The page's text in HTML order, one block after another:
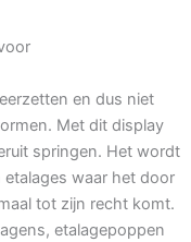
en dus niet
Met dit display
springen. Het wordt
waar het door
tot zijn recht komt.
etalagepoppen